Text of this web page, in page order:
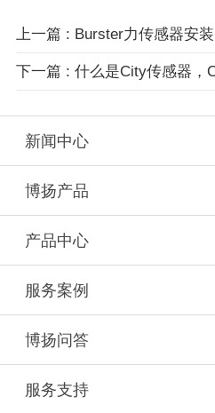
新闻中心
博扬产品
产品中心
服务案例
博扬问答
服务支持